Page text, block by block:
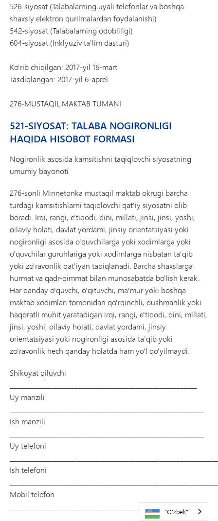
526-siyosat (Talabalarning uyali telefonlar va boshqa
shaxsiy elektron qurilmalardan foydalanishi)
542-siyosat (Talabalarning odobliligi)
604-siyosat (Inklyuziv ta'lim dasturi)
Ko'rib chiqilgan: 2017-yil 16-mart
Tasdiqlangan: 2017-yil 6-aprel
276-MUSTAQIL MAKTAB TUMANI
521-SIYOSAT: TALABA NOGIRONLIGI
HAQIDA HISOBOT FORMASI
Nogironlik asosida kamsitishni taqiqlovchi siyosatning
umumiy bayonoti
276-sonli Minnetonka mustaqil maktab okrugi barcha
turdagi kamsitishlarni taqiqlovchi qat'iy siyosatni olib
boradi. Irqi, rangi, e'tiqodi, dini, millati, jinsi, jinsi, yoshi,
oilaviy holati, davlat yordami, jinsiy orientatsiyasi yoki
nogironligi asosida o'quvchilarga yoki xodimlarga yoki
o'quvchilar guruhlariga yoki xodimlarga nisbatan ta'qib
yoki zo'ravonlik qat'iyan taqiqlanadi. Barcha shaxslarga
hurmat va qadr-qimmat bilan munosabatda bo'lish kerak.
Har qanday o'quvchi, o'qituvchi, ma'mur yoki boshqa
maktab xodimlari tomonidan qo'rqinchli, dushmanlik yoki
haqoratli muhit yaratadigan irqi, rangi, e'tiqodi, dini, millati,
jinsi, yoshi, oilaviy holati, davlat yordami, jinsiy
orientatsiyasi yoki nogironligi asosida ta'qib yoki
zo'ravonlik hech qanday holatda ham yo'l qo'yilmaydi.
Shikoyat qiluvchi
Uy manzili
Ish manzili
Uy telefoni
Ish telefoni
Mobil telefon
__________________________________________________________
"O'zbek"